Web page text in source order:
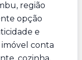
região
opção
e
imóvel conta